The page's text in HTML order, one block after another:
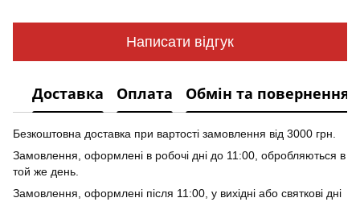
Написати відгук
Доставка Оплата Обмін та повернення
Безкоштовна доставка при вартості замовлення від 3000 грн.
Замовлення, оформлені в робочі дні до 11:00, обробляються в
той же день.
Замовлення, оформлені після 11:00, у вихідні або святкові дні